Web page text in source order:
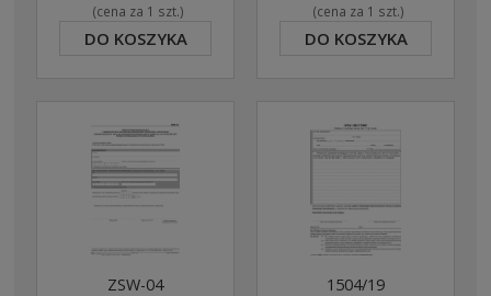
(cena za 1 szt.)
DO KOSZYKA
(cena za 1 szt.)
DO KOSZYKA
ZSW-04 1504/19